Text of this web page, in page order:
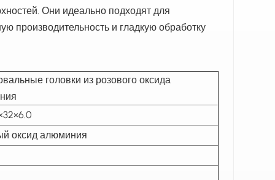
Они идеально подходят для
производительность и гладкую обработку
головки из розового оксида
оксид алюминия